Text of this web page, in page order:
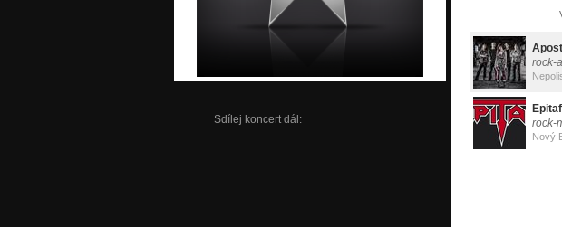
Sdílej koncert dál:
rock-
Epitaf
rock-
Nový